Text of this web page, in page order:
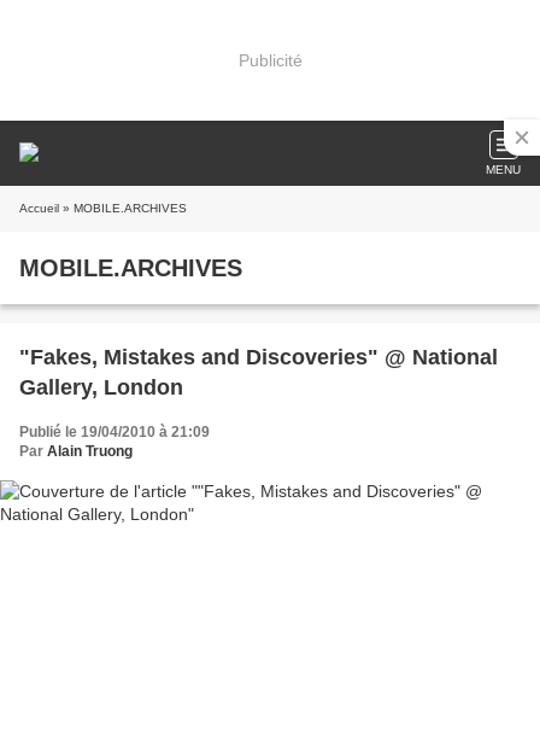
Publicité
MENU
Accueil » MOBILE.ARCHIVES
MOBILE.ARCHIVES
"Fakes, Mistakes and Discoveries" @ National
Gallery, London
Publié le 19/04/2010 à 21:09
Par Alain Truong